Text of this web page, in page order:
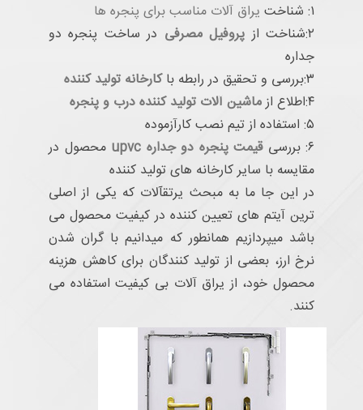
۱: شناخت
یراق آلات مناسب برای پنجره ها
۲:شناخت از
پروفیل مصرفی در ساخت پنجره دو
جداره
۳:بررسی و تحقیق در رابطه با
کارخانه تولید کننده
۴:اطلاع از
ماشین آلات تولید کننده درب و پنجره
۵: استفاده از تیم نصب کارآزموده
۶: بررسی
قیمت پنجره دو جداره upvc
محصول در
مقایسه با سایر کارخانه های تولید کننده
در این جا ما به مبحث یرتقآلات که یکی از اصلی
ترین آیتم های تعیین کننده در کیفیت محصول می
باشد میپردازیم همانطور که میدانیم با گران شدن
نرخ ارز، بعضی از تولید کنندگان برای کاهش هزینه
محصول خود، از یراق آلات بی کیفیت استفاده می
کنند.